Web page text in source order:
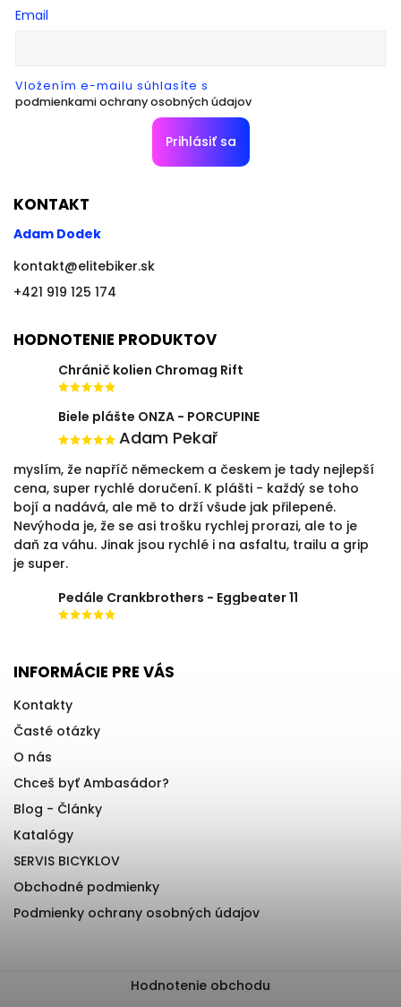
Email
Vložením e-mailu súhlasíte s
podmienkami ochrany osobných údajov
Prihlásiť sa
KONTAKT
Adam Dodek
kontakt@elitebiker.sk
+421 919 125 174
HODNOTENIE PRODUKTOV
Chránič kolien Chromag Rift
Biele plášte ONZA - PORCUPINE
Adam Pekař
myslím, že napříč německem a českem je tady nejlepší
cena, super rychlé doručení. K plášti - každý se toho
bojí a nadává, ale mě to drží všude jak přilepené.
Nevýhoda je, že se asi trošku rychlej prorazi, ale to je
daň za váhu. Jinak jsou rychlé i na asfaltu, trailu a grip
je super.
Pedále Crankbrothers - Eggbeater 11
INFORMÁCIE PRE VÁS
Kontakty
Časté otázky
O nás
Chceš byť Ambasádor?
Blog - Články
Katalógy
SERVIS BICYKLOV
Obchodné podmienky
Podmienky ochrany osobných údajov
Hodnotenie obchodu